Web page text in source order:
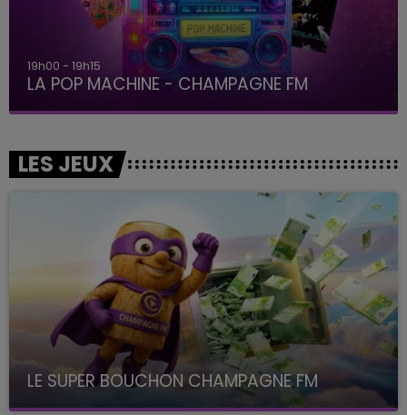
19h00 - 19h15
LA POP MACHINE - CHAMPAGNE FM
LES JEUX
LE SUPER BOUCHON CHAMPAGNE FM
avec La Famille Champagne FM, à 8H10